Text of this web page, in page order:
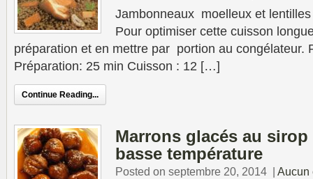
Jambonneaux moelleux et
Pour optimiser cette cuisson
préparation et en mettre par portion au congélateur.
Préparation: 25 min Cuisson : 12 […]
Continue Reading...
Marrons glacés au sirop
basse température
Posted on septembre 20, 2014 | Aucun